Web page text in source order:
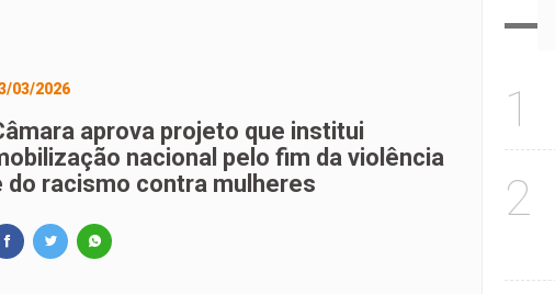
03/2026
aprova projeto que institui
nacional pelo fim da violência
do racismo contra mulheres
1
2